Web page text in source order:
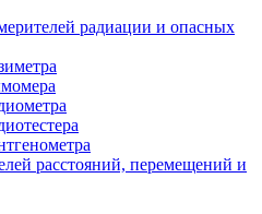
радиации и опасных
расстояний, перемещений и